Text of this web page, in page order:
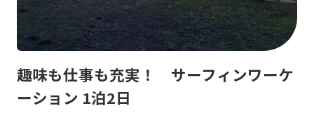
趣味も仕事も充実！ サーフィンワーケ
ーション 1泊2日